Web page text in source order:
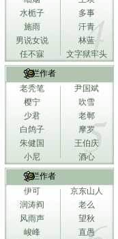
水栀子
多事
施雨
汗青
男说女说
林蓝
任不寐
文字狱牢头
专栏作者
老秃笔
尹国斌
樱宁
吹雪
少君
老郸
白鸽子
摩罗
朱健国
王伯庆
小尼
酒心
专栏作者
伊可
京东山人
润涛阎
老么
风雨声
望秋
峻峰
直愚